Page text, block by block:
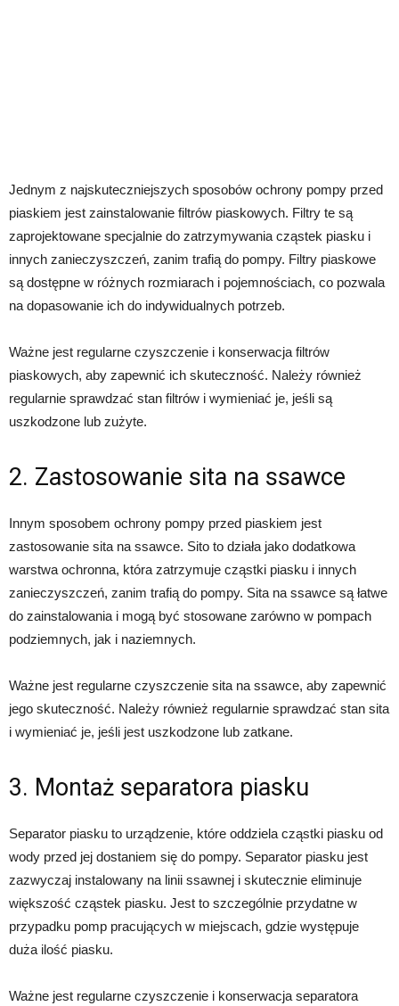
Jednym z najskuteczniejszych sposobów ochrony pompy przed
piaskiem jest zainstalowanie filtrów piaskowych. Filtry te są
zaprojektowane specjalnie do zatrzymywania cząstek piasku i
innych zanieczyszczeń, zanim trafią do pompy. Filtry piaskowe
są dostępne w różnych rozmiarach i pojemnościach, co pozwala
na dopasowanie ich do indywidualnych potrzeb.
Ważne jest regularne czyszczenie i konserwacja filtrów
piaskowych, aby zapewnić ich skuteczność. Należy również
regularnie sprawdzać stan filtrów i wymieniać je, jeśli są
uszkodzone lub zużyte.
2. Zastosowanie sita na ssawce
Innym sposobem ochrony pompy przed piaskiem jest
zastosowanie sita na ssawce. Sito to działa jako dodatkowa
warstwa ochronna, która zatrzymuje cząstki piasku i innych
zanieczyszczeń, zanim trafią do pompy. Sita na ssawce są łatwe
do zainstalowania i mogą być stosowane zarówno w pompach
podziemnych, jak i naziemnych.
Ważne jest regularne czyszczenie sita na ssawce, aby zapewnić
jego skuteczność. Należy również regularnie sprawdzać stan sita
i wymieniać je, jeśli jest uszkodzone lub zatkane.
3. Montaż separatora piasku
Separator piasku to urządzenie, które oddziela cząstki piasku od
wody przed jej dostaniem się do pompy. Separator piasku jest
zazwyczaj instalowany na linii ssawnej i skutecznie eliminuje
większość cząstek piasku. Jest to szczególnie przydatne w
przypadku pomp pracujących w miejscach, gdzie występuje
duża ilość piasku.
Ważne jest regularne czyszczenie i konserwacja separatora